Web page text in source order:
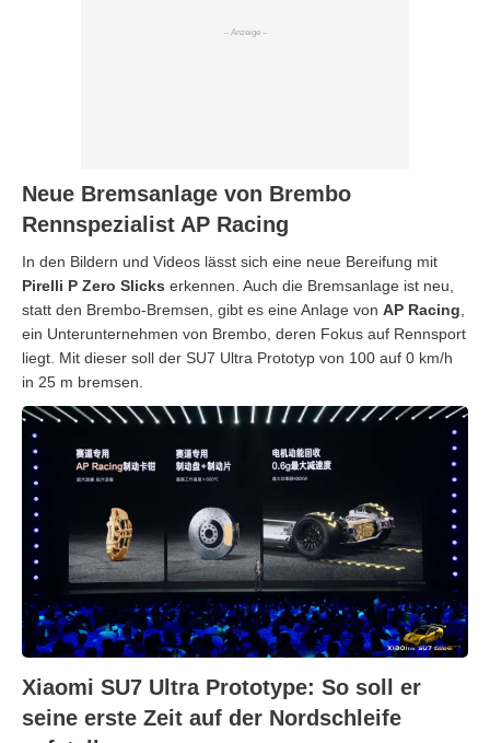
Neue Bremsanlage von Brembo
Rennspezialist AP Racing
In den Bildern und Videos lässt sich eine neue Bereifung mit
Pirelli P Zero Slicks erkennen. Auch die Bremsanlage ist neu,
statt den Brembo-Bremsen, gibt es eine Anlage von AP Racing,
ein Unterunternehmen von Brembo, deren Fokus auf Rennsport
liegt. Mit dieser soll der SU7 Ultra Prototyp von 100 auf 0 km/h
in 25 m bremsen.
Xiaomi SU7 Ultra Prototype: So soll er
seine erste Zeit auf der Nordschleife